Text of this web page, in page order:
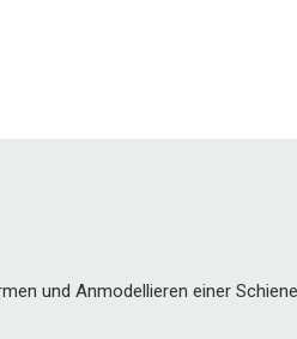
und Anmodellieren einer